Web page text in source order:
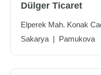
Dülger Ticaret
Elperek Mah. Konak
Sakarya | Pamukova